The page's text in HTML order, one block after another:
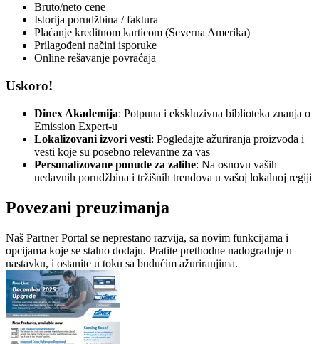
Bruto/neto cene
Istorija porudžbina / faktura
Plaćanje kreditnom karticom (Severna Amerika)
Prilagođeni načini isporuke
Online rešavanje povraćaja
Uskoro!
Dinex Akademija: Potpuna i ekskluzivna biblioteka znanja o
Emission Expert-u
Lokalizovani izvori vesti: Pogledajte ažuriranja proizvoda i
vesti koje su posebno relevantne za vas
Personalizovane ponude za zalihe: Na osnovu vaših
nedavnih porudžbina i tržišnih trendova u vašoj lokalnoj regiji
Povezani preuzimanja
Naš Partner Portal se neprestano razvija, sa novim funkcijama i
opcijama koje se stalno dodaju. Pratite prethodne nadogradnje u
nastavku, i ostanite u toku sa budućim ažuriranjima.